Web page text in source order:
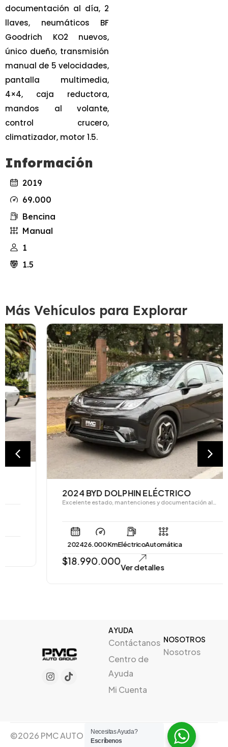
documentación al día, 2
llaves, neumáticos BF
Goodrich KO2 nuevos,
único dueño, transmisión
manual de 5 velocidades,
pantalla multimedia,
4×4, caja reductora,
mandos al volante,
control crucero,
climatizador, motor 1.5.
Información
2019
69.000
Bencina
Manual
1
1.5
Más Vehículos para Explorar
2024 BYD DOLPHIN ELÉCTRICO
Excelente estado, mantenciones y documentación al…
26.000 KmEléctricoAutomática
18.990.000
Ver detalles
AYUDA
Contáctanos
Centro de
Ayuda
Mi Cuenta
NOSOTROS
Nosotros
©2026 PMC AUTO GROUP, Creado por
Necesitas Ayuda?
Escríbenos